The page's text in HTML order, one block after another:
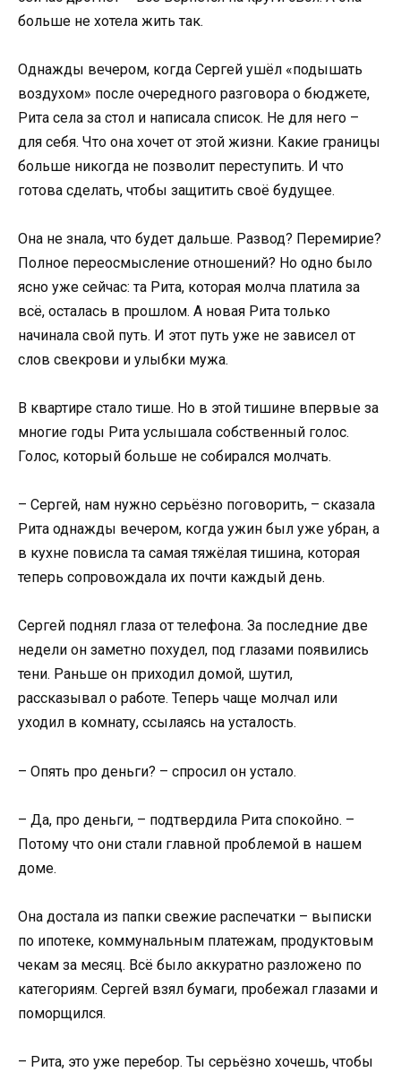
больше не хотела жить так.
Однажды вечером, когда Сергей ушёл «подышать
воздухом» после очередного разговора о бюджете,
Рита села за стол и написала список. Не для него –
для себя. Что она хочет от этой жизни. Какие границы
больше никогда не позволит переступить. И что
готова сделать, чтобы защитить своё будущее.
Она не знала, что будет дальше. Развод? Перемирие?
Полное переосмысление отношений? Но одно было
ясно уже сейчас: та Рита, которая молча платила за
всё, осталась в прошлом. А новая Рита только
начинала свой путь. И этот путь уже не зависел от
слов свекрови и улыбки мужа.
В квартире стало тише. Но в этой тишине впервые за
многие годы Рита услышала собственный голос.
Голос, который больше не собирался молчать.
– Сергей, нам нужно серьёзно поговорить, – сказала
Рита однажды вечером, когда ужин был уже убран, а
в кухне повисла та самая тяжёлая тишина, которая
теперь сопровождала их почти каждый день.
Сергей поднял глаза от телефона. За последние две
недели он заметно похудел, под глазами появились
тени. Раньше он приходил домой, шутил,
рассказывал о работе. Теперь чаще молчал или
уходил в комнату, ссылаясь на усталость.
– Опять про деньги? – спросил он устало.
– Да, про деньги, – подтвердила Рита спокойно. –
Потому что они стали главной проблемой в нашем
доме.
Она достала из папки свежие распечатки – выписки
по ипотеке, коммунальным платежам, продуктовым
чекам за месяц. Всё было аккуратно разложено по
категориям. Сергей взял бумаги, пробежал глазами и
поморщился.
– Рита, это уже перебор. Ты серьёзно хочешь, чтобы